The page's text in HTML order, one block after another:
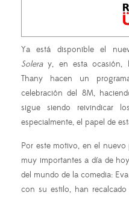
Ya está disponible el
Soleray, en esta ocasión,
Thany hacen un
celebración del 8M,
sigue siendo reivindicar
especialmente, el papel de
Por este motivo, en el
muy importantes a día de
del mundo de la comedia:
con su estilo, han